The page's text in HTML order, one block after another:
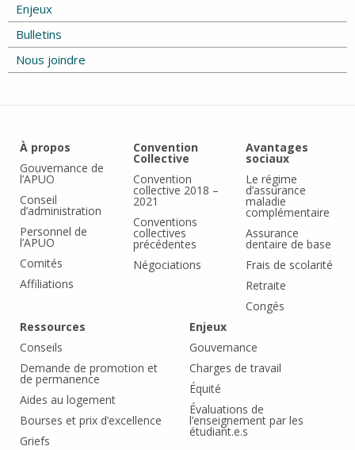
Enjeux
Bulletins
Nous joindre
À propos
Gouvernance de
l’APUO
Conseil
d’administration
Personnel de
l’APUO
Comités
Affiliations
Convention
Collective
Convention
collective 2018 –
2021
Conventions
collectives
précédentes
Négociations
Avantages
sociaux
Le régime
d’assurance
maladie
complémentaire
Assurance
dentaire de base
Frais de scolarité
Retraite
Congés
Ressources
Conseils
Demande de promotion et
de permanence
Aides au logement
Bourses et prix d’excellence
Griefs
Enjeux
Gouvernance
Charges de travail
Équité
Évaluations de
l’enseignement par les
étudiant.e.s